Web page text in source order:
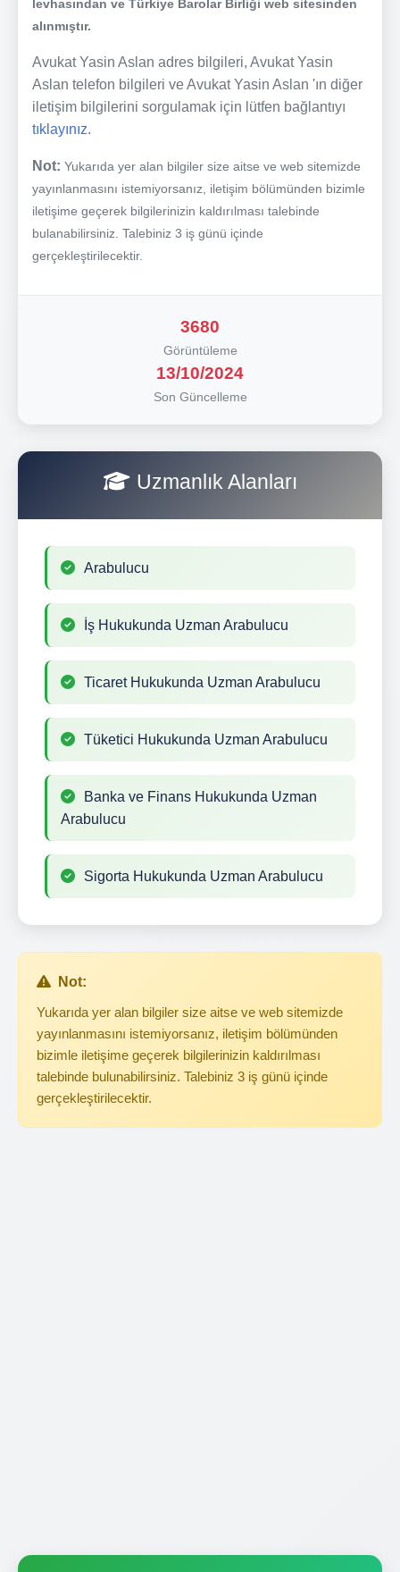
levhasından ve Türkiye Barolar Birliği web sitesinden
alınmıştır.
Avukat Yasin Aslan adres bilgileri, Avukat Yasin
Aslan telefon bilgileri ve Avukat Yasin Aslan 'ın diğer
iletişim bilgilerini sorgulamak için lütfen bağlantıyı
tıklayınız.
Not: Yukarıda yer alan bilgiler size aitse ve web sitemizde
yayınlanmasını istemiyorsanız, iletişim bölümünden bizimle
iletişime geçerek bilgilerinizin kaldırılması talebinde
bulanabilirsiniz. Talebiniz 3 iş günü içinde
gerçekleştirilecektir.
3680
Görüntüleme
13/10/2024
Son Güncelleme
Uzmanlık Alanları
Arabulucu
İş Hukukunda Uzman Arabulucu
Ticaret Hukukunda Uzman Arabulucu
Tüketici Hukukunda Uzman Arabulucu
Banka ve Finans Hukukunda Uzman
Arabulucu
Sigorta Hukukunda Uzman Arabulucu
Not:
Yukarıda yer alan bilgiler size aitse ve web sitemizde
yayınlanmasını istemiyorsanız, iletişim bölümünden
bizimle iletişime geçerek bilgilerinizin kaldırılması
talebinde bulunabilirsiniz. Talebiniz 3 iş günü içinde
gerçekleştirilecektir.